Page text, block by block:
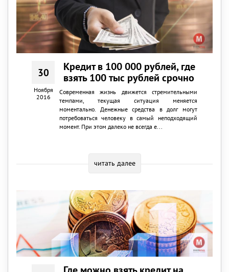
30
Ноября
2016
Кредит в 100 000 рублей, где
взять 100 тыс рублей срочно
Современная жизнь движется стремительными
темпами, текущая ситуация меняется
моментально. Денежные средства в долг могут
потребоваться человеку в самый неподходящий
момент. При этом далеко не всегда е...
читать далее